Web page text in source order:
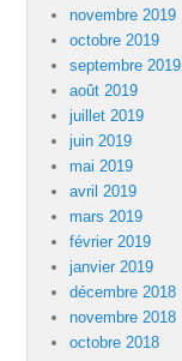
novembre 2019
octobre 2019
septembre 2019
août 2019
juillet 2019
juin 2019
mai 2019
avril 2019
mars 2019
février 2019
janvier 2019
décembre 2018
novembre 2018
octobre 2018